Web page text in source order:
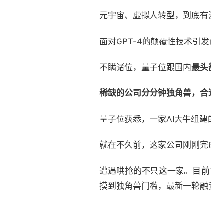
元宇宙、虚拟人转型，到底有
面对GPT-4的颠覆性技术引
不瞒诸位，量子位跟国内最头
稀缺的公司分分钟独角兽，
量子位获悉，一家AI大牛组
就在不久前，这家公司刚刚完
遭遇哄抢的不只这一家。目
摸到独角兽门槛，最新一轮融